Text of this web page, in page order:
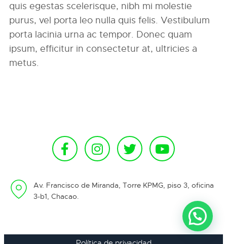
quis egestas scelerisque, nibh mi molestie
purus, vel porta leo nulla quis felis. Vestibulum
porta lacinia urna ac tempor. Donec quam
ipsum, efficitur in consectetur at, ultricies a
metus.
Av. Francisco de Miranda, Torre KPMG, piso 3, oficina
3-b1, Chacao.